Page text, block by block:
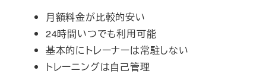
月額料金が比較的安い
24時間いつでも利用可能
基本的にトレーナーは常駐しない
トレーニングは自己管理